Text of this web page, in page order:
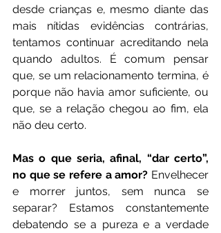
desde crianças e, mesmo diante das
mais nítidas evidências contrárias,
tentamos continuar acreditando nela
quando adultos. É comum pensar
que, se um relacionamento termina, é
porque não havia amor suficiente, ou
que, se a relação chegou ao fim, ela
não deu certo.
Mas o que seria, afinal, “dar certo”,
no que se refere a amor? Envelhecer
e morrer juntos, sem nunca se
separar? Estamos constantemente
debatendo se a pureza e a verdade